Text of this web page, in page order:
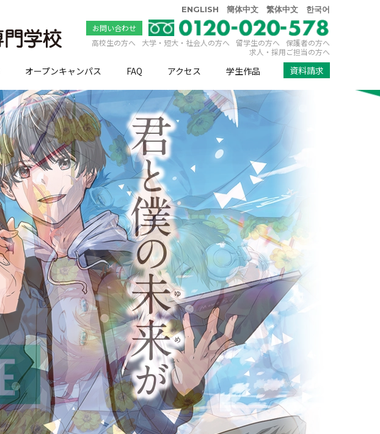
ENGLISH 簡体中文 繁体中文 한국어
お問い合わせ
高校生の方へ
大学・短大・社会人の方へ 留学生の方へ
保護者の方へ
求人・採用ご担当の方へ
オープンキャンパス FAQ アクセス 学生作品 資料請求